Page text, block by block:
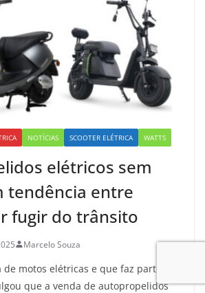
NOTÍCIAS SCOOTER ELÉTRICA WATTS
elétricos sem
tendência entre
fugir do trânsito
Marcelo Souza
motos elétricas e que faz parte do
que a venda de autopropelidos